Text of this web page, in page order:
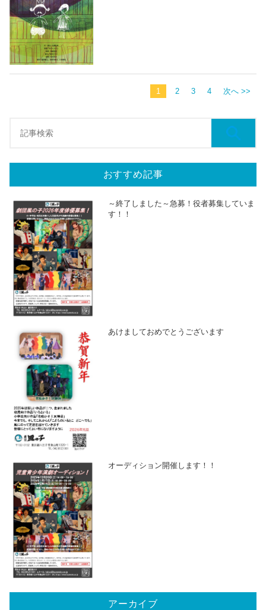
1 2 3 4 次へ >>
おすすめ記事
～終了しました～急募！役者募集していま
す！！
あけましておめでとうございます
オーディション開催します！！
アーカイブ